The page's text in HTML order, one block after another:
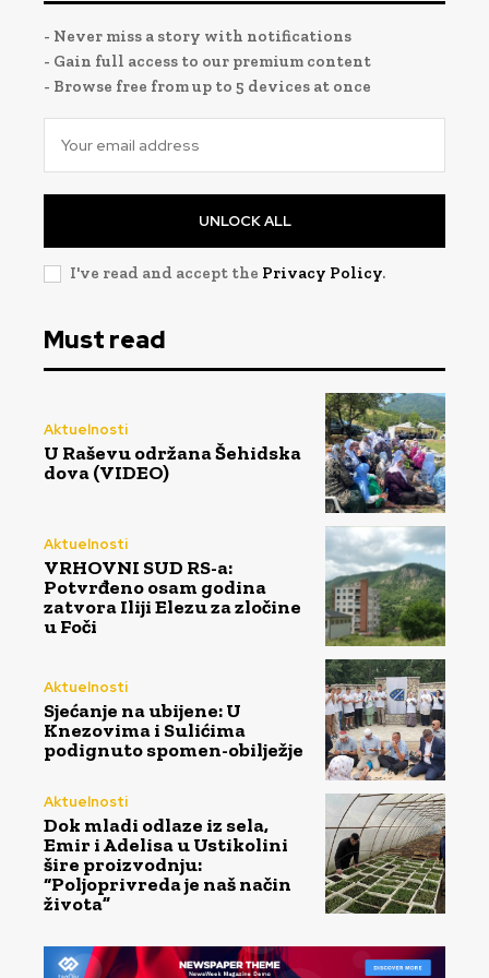
- Never miss a story with notifications
- Gain full access to our premium content
- Browse free from up to 5 devices at once
UNLOCK ALL
I've read and accept the Privacy Policy.
Must read
Aktuelnosti
U Raševu održana Šehidska
dova (VIDEO)
Aktuelnosti
VRHOVNI SUD RS-a:
Potvrđeno osam godina
zatvora Iliji Elezu za zločine
u Foči
Aktuelnosti
Sjećanje na ubijene: U
Knezovima i Sulićima
podignuto spomen-obilježje
Aktuelnosti
Dok mladi odlaze iz sela,
Emir i Adelisa u Ustikolini
šire proizvodnju:
“Poljoprivreda je naš način
života”